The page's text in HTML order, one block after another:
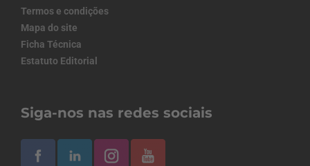
Termos e condições
Mapa do site
Ficha Técnica
Estatuto Editorial
Siga-nos nas redes sociais